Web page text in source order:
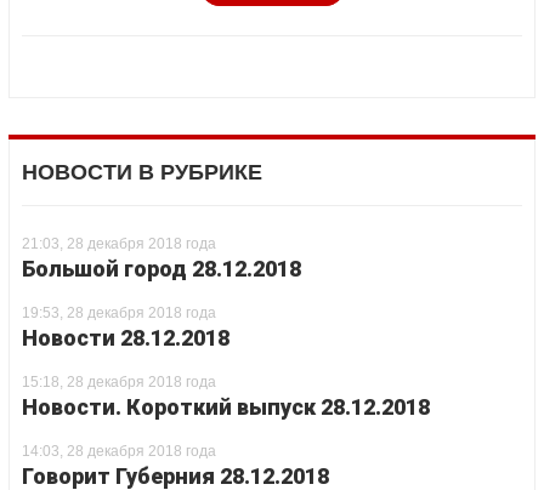
НОВОСТИ В РУБРИКЕ
21:03, 28 декабря 2018 года
Большой город 28.12.2018
19:53, 28 декабря 2018 года
Новости 28.12.2018
15:18, 28 декабря 2018 года
Новости. Короткий выпуск 28.12.2018
14:03, 28 декабря 2018 года
Говорит Губерния 28.12.2018